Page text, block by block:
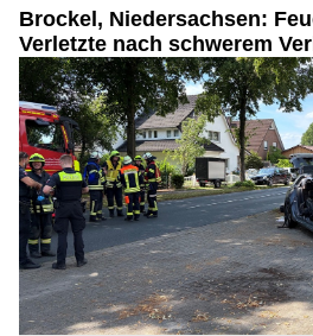
Brockel, Niedersachsen:
Verletzte nach schwerem